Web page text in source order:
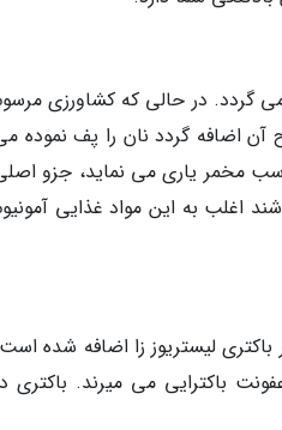
گردد. در حالی که کشاورزی
آن اضافه گردد نان را پف نموده
مخمر یاری می نماید، جزو
اغلب به این مواد غذایی
لیستریوز زا اضافه شده
است چون هر ساله حدود 500 نفر بر اثر این عفونت باکترایی می میرند.